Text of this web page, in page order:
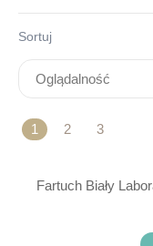
Sortuj
1 2 3
Fartuch Biały